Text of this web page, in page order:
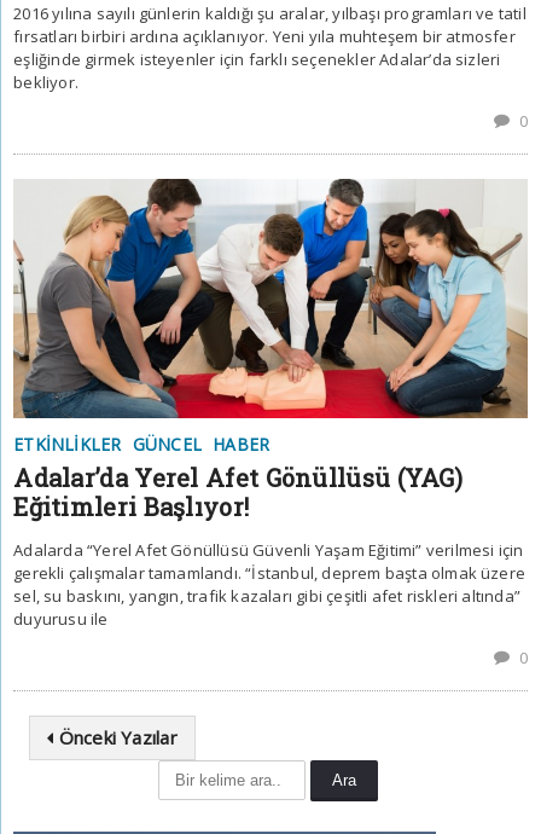
2016 yılına sayılı günlerin kaldığı şu aralar, yılbaşı programları ve tatil
fırsatları birbiri ardına açıklanıyor. Yeni yıla muhteşem bir atmosfer
eşliğinde girmek isteyenler için farklı seçenekler Adalar’da sizleri
bekliyor.
0
ETKINLIKLER GÜNCEL HABER
Adalar’da Yerel Afet Gönüllüsü (YAG)
Eğitimleri Başlıyor!
Adalarda “Yerel Afet Gönüllüsü Güvenli Yaşam Eğitimi” verilmesi için
gerekli çalışmalar tamamlandı. “İstanbul, deprem başta olmak üzere
sel, su baskını, yangın, trafik kazaları gibi çeşitli afet riskleri altında”
duyurusu ile
0
Önceki Yazılar